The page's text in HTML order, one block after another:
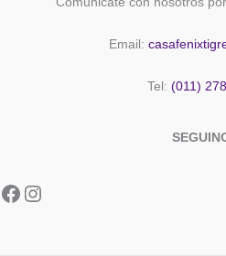
Email:
Tel: (011)
Facebook
Instagram